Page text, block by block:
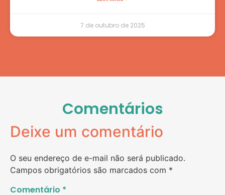
7 de outubro de 2025
Comentários
Deixe um comentário
O seu endereço de e-mail não será publicado.
Campos obrigatórios são marcados com *
Comentário *